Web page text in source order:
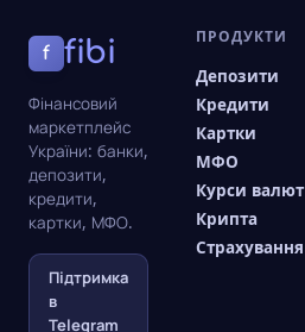
f fibi
Фінансовий
маркетплейс
України: банки,
депозити,
кредити,
картки, МФО.
Підтримка
в
Telegram
ПРОДУКТИ
Депозити
Кредити
Картки
МФО
Курси валют
Крипта
Страхування